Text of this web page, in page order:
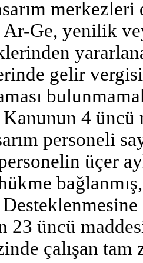
merkezleri
Ge, yenilik
gelir
Kanunun 4
personeli
üçer
üncü
çalışan